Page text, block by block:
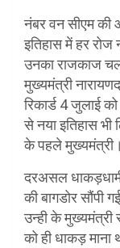
नंबर वन सीएम की
इतिहास में हर
उनका राजकाज
मुख्यमंत्री
रिकार्ड 4 जुलाई
से नया इतिहास
के पहले मुख्यमंत्री।
दरअसल
की बागडोर सौंपी
उन्ही के मुख्यमंत्री
को ही धाकड़